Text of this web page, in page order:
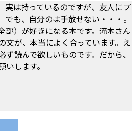
実は持っているのですが、友人にプ
でも、自分のは手放せない・・・。
部）が好きになる本です。滝本さん
文が、本当によく合っています。え
読んで欲しいものです。だから、
します。